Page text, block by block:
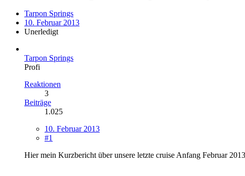
Tarpon Springs
10. Februar 2013
Unerledigt
Tarpon Springs
Profi
Reaktionen
3
Beiträge
1.025
10. Februar 2013
#1
Hier mein Kurzbericht über unsere letzte cruise Anfang Februar